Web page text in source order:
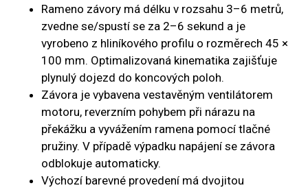
Rameno závory má délku v rozsahu 3–6 metrů,
zvedne se/spustí se za 2–6 sekund a je
vyrobeno z hliníkového profilu o rozměrech 45 ×
100 mm. Optimalizovaná kinematika zajišťuje
plynulý dojezd do koncových poloh.
Závora je vybavena vestavěným ventilátorem
motoru, reverzním pohybem při nárazu na
překážku a vyvážením ramena pomocí tlačné
pružiny. V případě výpadku napájení se závora
odblokuje automaticky.
Výchozí barevné provedení má dvojitou